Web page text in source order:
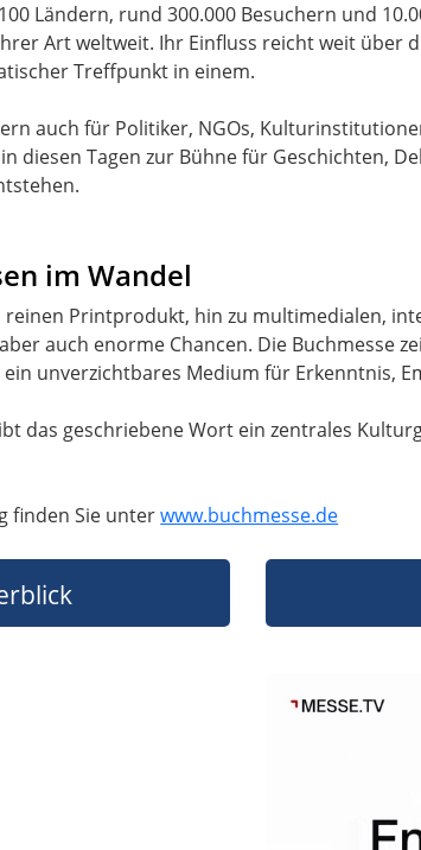
Ländern, rund 300.000 Besuchern und
Art weltweit. Ihr Einfluss reicht weit über
Treffpunkt in einem.
auch für Politiker, NGOs,
diesen Tagen zur Bühne für Geschichten,
im Wandel
reinen Printprodukt, hin zu multimedialen,
auch enorme Chancen. Die Buchmesse
unverzichtbares Medium für Erkenntnis,
das geschriebene Wort ein zentrales
finden Sie unterwww.buchmesse.de